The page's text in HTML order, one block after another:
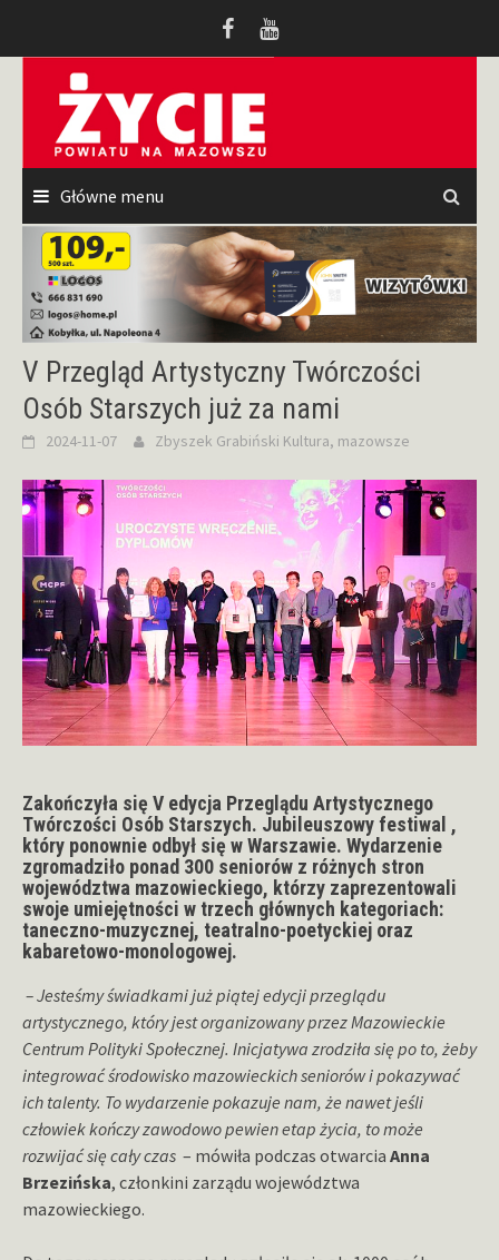
Główne menu
V Przegląd Artystyczny Twórczości
Osób Starszych już za nami
2024-11-07 Zbyszek Grabiński Kultura, mazowsze
Zakończyła się V edycja Przeglądu Artystycznego
Twórczości Osób Starszych. Jubileuszowy festiwal ,
który ponownie odbył się w Warszawie. Wydarzenie
zgromadziło ponad 300 seniorów z różnych stron
województwa mazowieckiego, którzy zaprezentowali
swoje umiejętności w trzech głównych kategoriach:
taneczno-muzycznej, teatralno-poetyckiej oraz
kabaretowo-monologowej.
– Jesteśmy świadkami już piątej edycji przeglądu
artystycznego, który jest organizowany przez Mazowieckie
Centrum Polityki Społecznej. Inicjatywa zrodziła się po to, żeby
integrować środowisko mazowieckich seniorów i pokazywać
ich talenty. To wydarzenie pokazuje nam, że nawet jeśli
człowiek kończy zawodowo pewien etap życia, to może
rozwijać się cały czas – mówiła podczas otwarcia Anna
Brzezińska, członkini zarządu województwa
mazowieckiego.